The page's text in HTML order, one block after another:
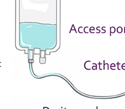
лекарственного лечения?
химиотерапевту
(общая информация)
информация)